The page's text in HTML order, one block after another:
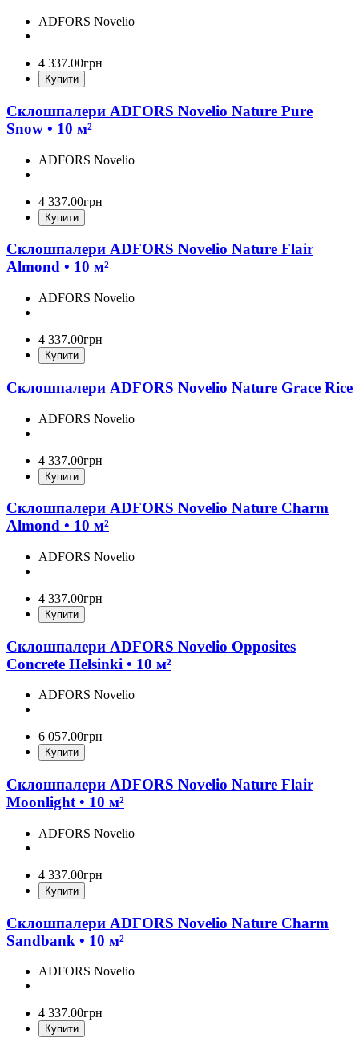
ADFORS Novelio
4 337.00грн
Купити
Склошпалери ADFORS Novelio Nature Pure
Snow • 10 м²
ADFORS Novelio
4 337.00грн
Купити
Склошпалери ADFORS Novelio Nature Flair
Almond • 10 м²
ADFORS Novelio
4 337.00грн
Купити
Склошпалери ADFORS Novelio Nature Grace Rice
ADFORS Novelio
4 337.00грн
Купити
Склошпалери ADFORS Novelio Nature Charm
Almond • 10 м²
ADFORS Novelio
4 337.00грн
Купити
Склошпалери ADFORS Novelio Opposites
Concrete Helsinki • 10 м²
ADFORS Novelio
6 057.00грн
Купити
Склошпалери ADFORS Novelio Nature Flair
Moonlight • 10 м²
ADFORS Novelio
4 337.00грн
Купити
Склошпалери ADFORS Novelio Nature Charm
Sandbank • 10 м²
ADFORS Novelio
4 337.00грн
Купити